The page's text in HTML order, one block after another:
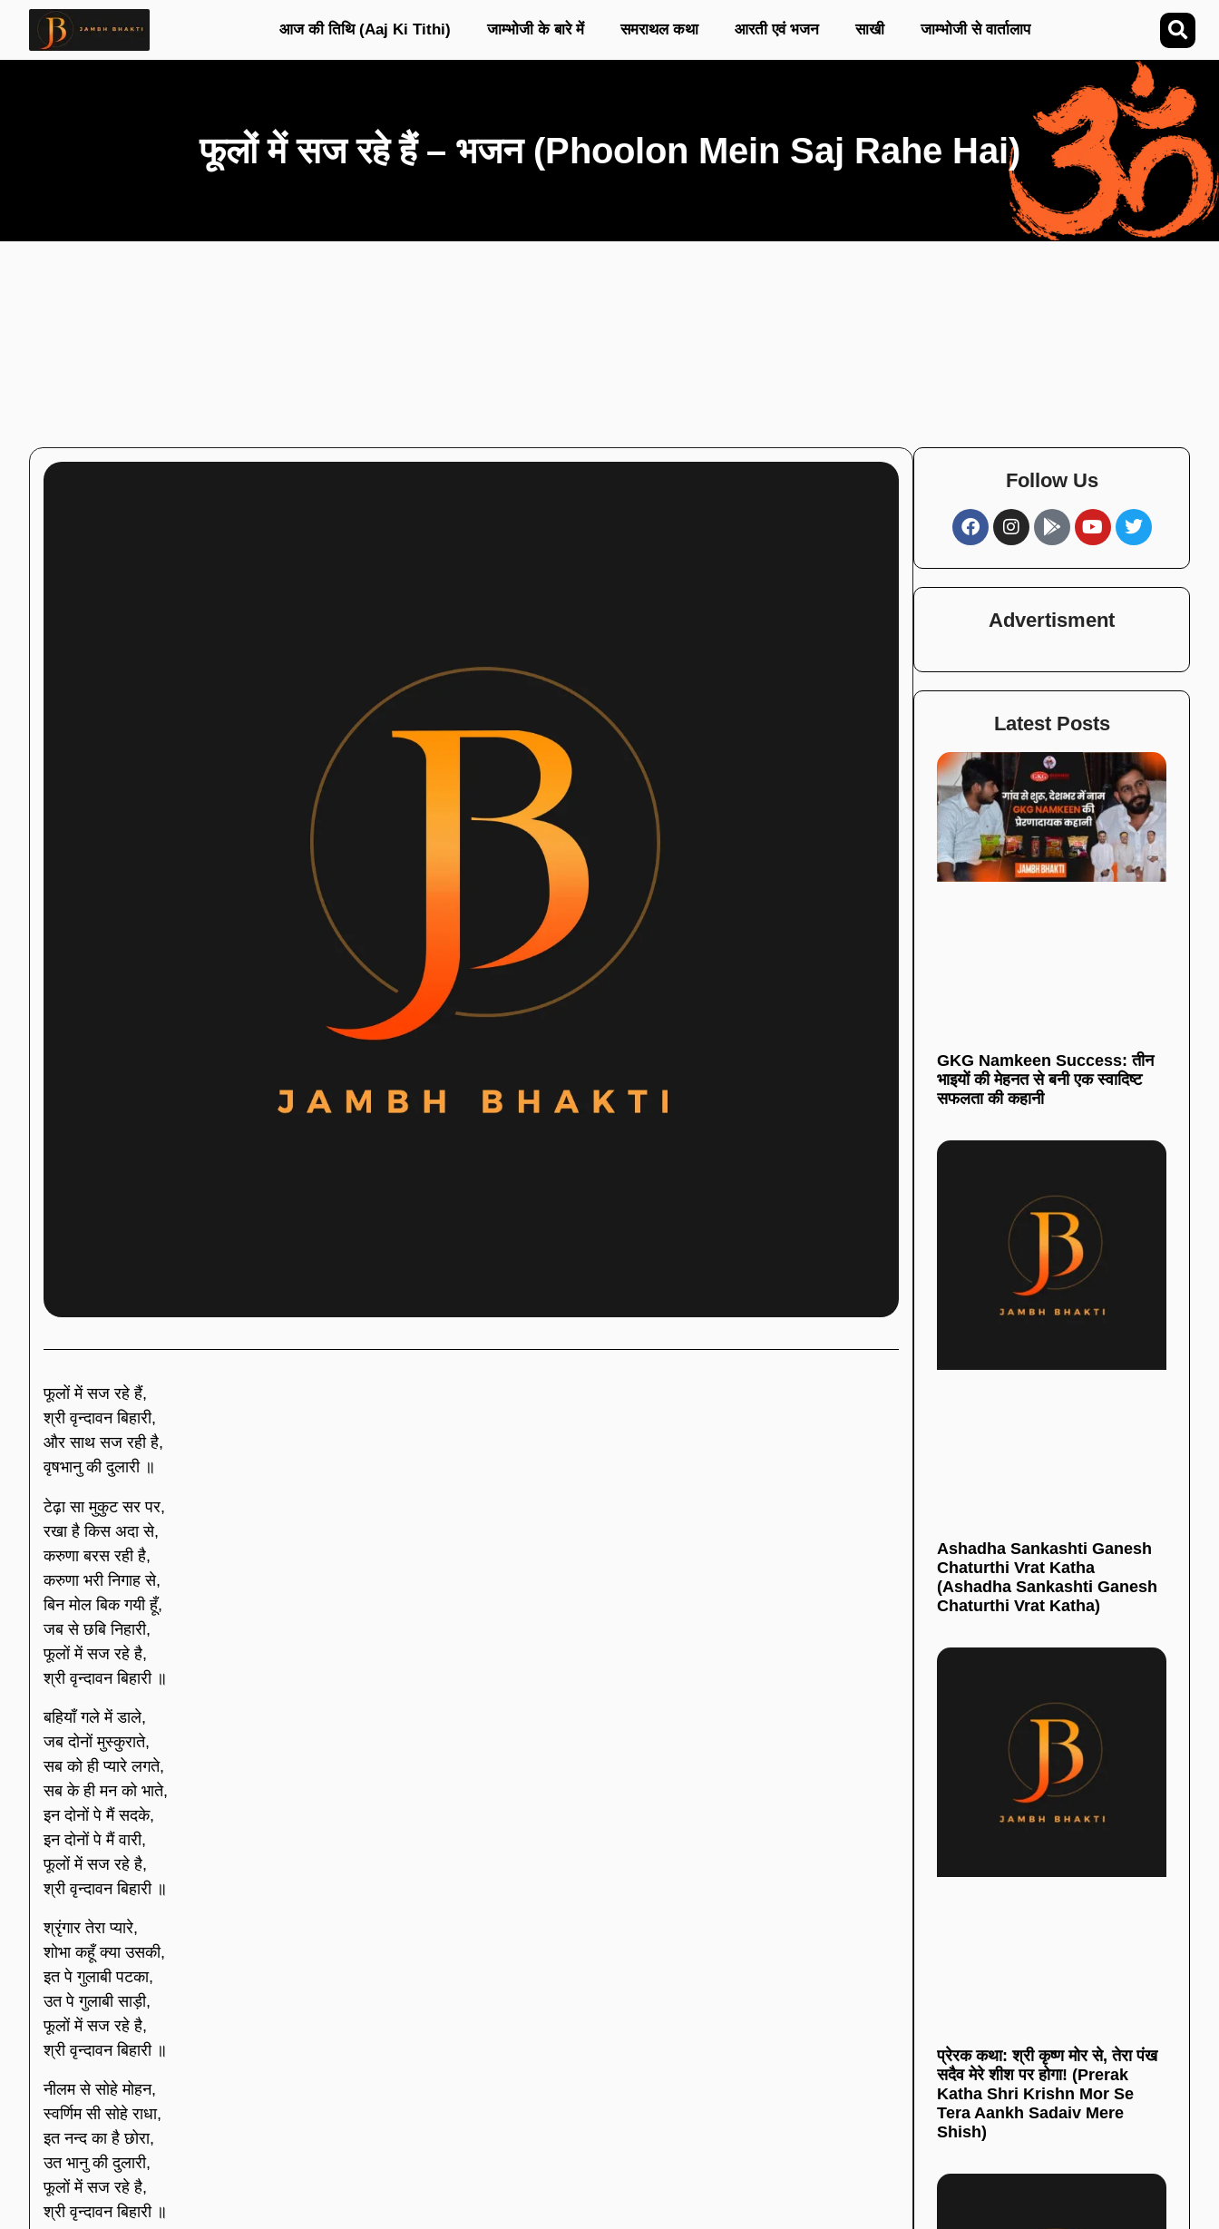
आज की तिथि (Aaj Ki Tithi) जाम्भोजी के बारे में समराथल कथा आरती एवं भजन साखी जाम्भोजी से वार्तालाप
फूलों में सज रहे हैं – भजन (Phoolon Mein Saj Rahe Hai)
फूलों में सज रहे हैं,
श्री वृन्दावन बिहारी,
और साथ सज रही है,
वृषभानु की दुलारी ॥
टेढ़ा सा मुकुट सर पर,
रखा है किस अदा से,
करुणा बरस रही है,
करुणा भरी निगाह से,
बिन मोल बिक गयी हूँ,
जब से छबि निहारी,
फूलों में सज रहे है,
श्री वृन्दावन बिहारी ॥
बहियाँ गले में डाले,
जब दोनों मुस्कुराते,
सब को ही प्यारे लगते,
सब के ही मन को भाते,
इन दोनों पे मैं सदके,
इन दोनों पे मैं वारी,
फूलों में सज रहे है,
श्री वृन्दावन बिहारी ॥
श्रृंगार तेरा प्यारे,
शोभा कहूँ क्या उसकी,
इत पे गुलाबी पटका,
उत पे गुलाबी साड़ी,
फूलों में सज रहे है,
श्री वृन्दावन बिहारी ॥
नीलम से सोहे मोहन,
स्वर्णिम सी सोहे राधा,
इत नन्द का है छोरा,
उत भानु की दुलारी,
फूलों में सज रहे है,
श्री वृन्दावन बिहारी ॥
Follow Us
Advertisment
Latest Posts
GKG Namkeen Success: तीन
भाइयों की मेहनत से बनी एक स्वादिष्ट
सफलता की कहानी
Ashadha Sankashti Ganesh
Chaturthi Vrat Katha
(Ashadha Sankashti Ganesh
Chaturthi Vrat Katha)
प्रेरक कथा: श्री कृष्ण मोर से, तेरा पंख
सदैव मेरे शीश पर होगा! (Prerak
Katha Shri Krishn Mor Se
Tera Aankh Sadaiv Mere
Shish)